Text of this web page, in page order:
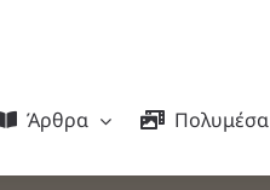
Άρθρα Πολυμέσα